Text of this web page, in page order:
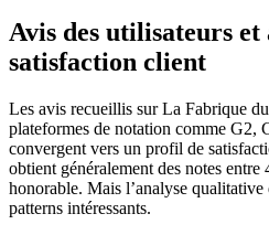
Avis des utilisateurs et
satisfaction client
Les avis recueillis sur La Fabrique
plateformes de notation comme G2,
convergent vers un profil de
obtient généralement des notes
honorable. Mais l’analyse qualitative
patterns intéressants.